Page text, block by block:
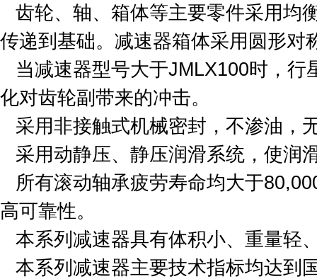
齿轮、轴、箱体等主要零件采用均
传递到基础。减速器箱体采用圆形
当减速器型号大于JMLX100时，
化对齿轮副带来的冲击。
采用非接触式机械密封，不渗油，
采用动静压、静压润滑系统，使润
所有滚动轴承疲劳寿命均大于
高可靠性。
本系列减速器具有体积小、重量轻
本系列减速器主要技术指标均达到